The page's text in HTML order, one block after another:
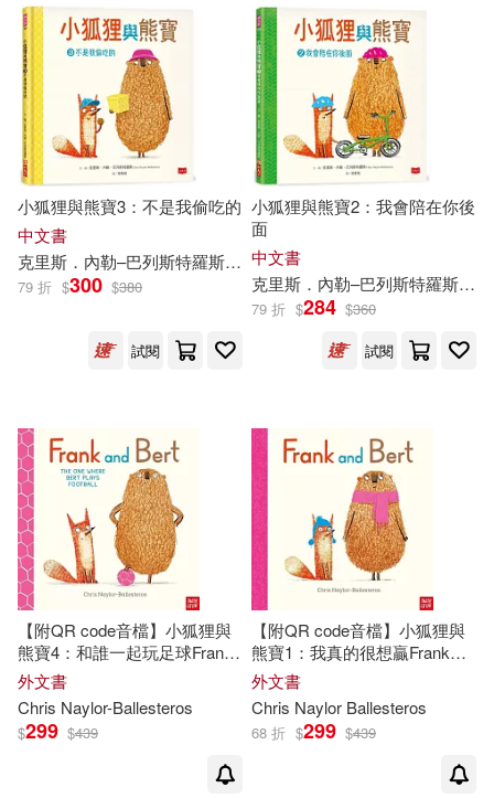
小狐狸與熊寶3：不是我偷吃的
中文書
克里斯．內勒–巴列斯特羅斯徐意筑
79 折 $300 $380
試閱
小狐狸與熊寶2：我會陪在你後
面
中文書
克里斯．內勒–巴列斯特羅斯徐
79 折 $284 $360
試閱
【附QR code音檔】小狐狸與
熊寶4：和誰一起玩足球Frank
and Bert: The One Where Bert
Plays Football
外文書
Chris Naylor-Ballesteros
$299 $439
【附QR code音檔】小狐狸與
熊寶1：我真的很想贏Frank
and Bert
外文書
Chris Naylor Ballesteros
68 折 $299 $439